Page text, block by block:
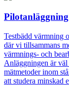
Testbädd värmning
där vi tillsammans
värmnings- och
Anläggningen är väl
mätmetoder inom
att studera minskad